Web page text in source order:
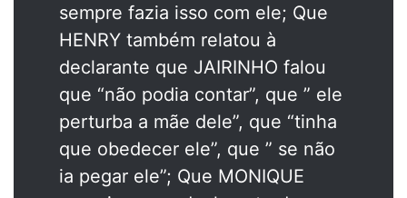
sempre fazia isso com ele; Que
HENRY também relatou à
declarante que JAIRINHO falou
que “não podia contar”, que ” ele
perturba a mãe dele”, que “tinha
que obedecer ele”, que ” se não
ia pegar ele”; Que MONIQUE